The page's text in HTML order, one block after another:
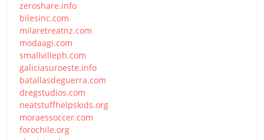
zeroshare.info
bilesinc.com
milaretreatnz.com
modaagi.com
smallvilleph.com
galiciasuroeste.info
batallasdeguerra.com
dregstudios.com
neatstuffhelpskids.org
moraessoccer.com
forochile.org